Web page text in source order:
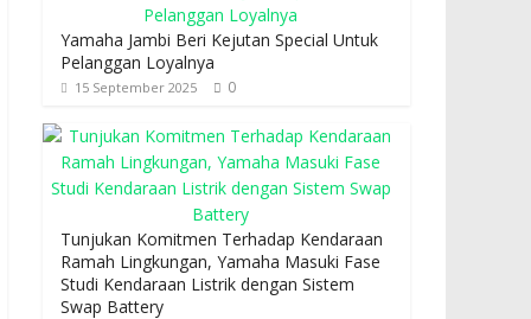
Yamaha Jambi Beri Kejutan Special Untuk
Pelanggan Loyalnya
15 September 2025 0
Tunjukan Komitmen Terhadap Kendaraan
Ramah Lingkungan, Yamaha Masuki Fase
Studi Kendaraan Listrik dengan Sistem
Swap Battery